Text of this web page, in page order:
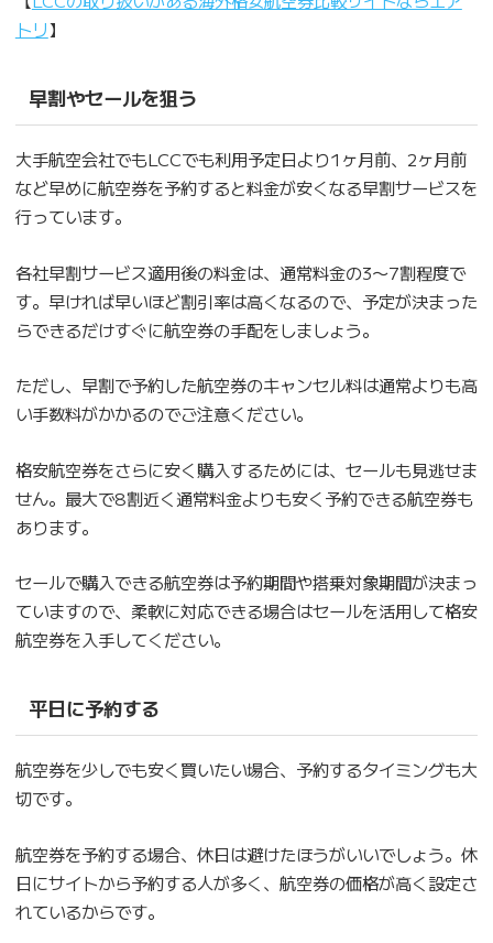
トリ】
早割やセールを狙う
大手航空会社でもLCCでも利用予定日より1ヶ月前、2ヶ月前
など早めに航空券を予約すると料金が安くなる早割サービスを
行っています。
各社早割サービス適用後の料金は、通常料金の3〜7割程度で
す。早ければ早いほど割引率は高くなるので、予定が決まった
らできるだけすぐに航空券の手配をしましょう。
ただし、早割で予約した航空券のキャンセル料は通常よりも高
い手数料がかかるのでご注意ください。
格安航空券をさらに安く購入するためには、セールも見逃せま
せん。最大で8割近く通常料金よりも安く予約できる航空券も
あります。
セールで購入できる航空券は予約期間や搭乗対象期間が決まっ
ていますので、柔軟に対応できる場合はセールを活用して格安
航空券を入手してください。
平日に予約する
航空券を少しでも安く買いたい場合、予約するタイミングも大
切です。
航空券を予約する場合、休日は避けたほうがいいでしょう。休
日にサイトから予約する人が多く、航空券の価格が高く設定さ
れているからです。